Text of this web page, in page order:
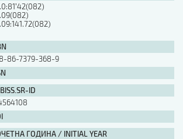
86-7379-368-9
ID
ГОДИНА / INITIAL YEAR